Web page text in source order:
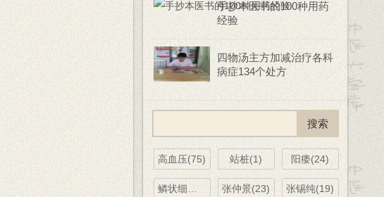
手抄本医书的100种用药
经验
四物汤主方加减治疗各科
病症134个处方
高血压(75) 站桩(1) 阳痿(24)
张仲景(23) 张锡纯(19)